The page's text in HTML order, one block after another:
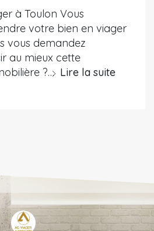
à Toulon Vous
votre bien en viager
vous demandez
au mieux cette
?… Lire la suite